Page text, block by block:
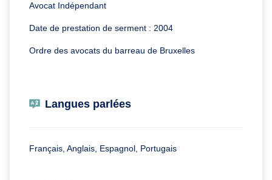
Avocat Indépendant
Date de prestation de serment : 2004
Ordre des avocats du barreau de Bruxelles
Langues parlées
Français, Anglais, Espagnol, Portugais